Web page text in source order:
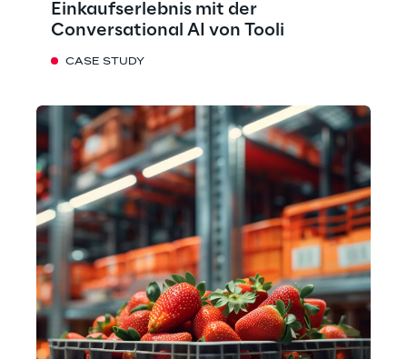
Einkaufserlebnis mit der
Conversational AI von Tooli
CASE STUDY